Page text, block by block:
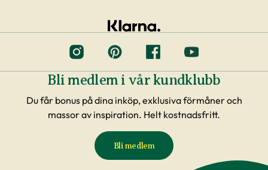
Bli medlem i vår kundklubb
Du får bonus på dina inköp, exklusiva förmåner och
massor av inspiration. Helt kostnadsfritt.
Bli medlem